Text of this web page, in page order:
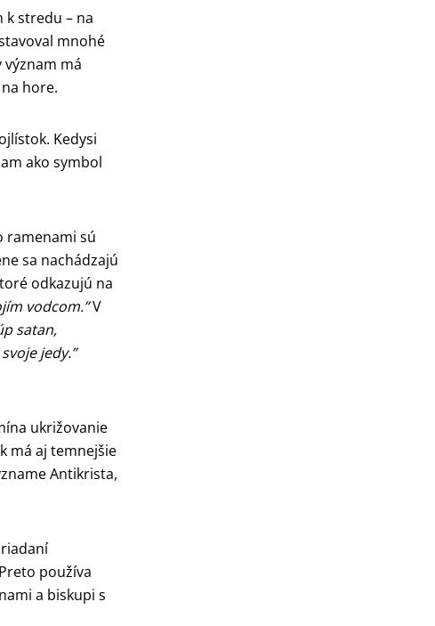
k stredu – na
mnohé
má
hore.
Kedysi
ako symbol
ramenami sú
sa nachádzajú
odkazujú na
vodcom.”V
satan,
jedy.”
ukrižovanie
má aj temnejšie
Antikrista,
používa
a biskupi s